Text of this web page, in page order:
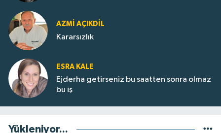
AZMI AÇIKDİL
Kararsızlık
ESRA KALE
Ejderha getirseniz bu saatten sonra olmaz
bu iş
Yükleniyor...